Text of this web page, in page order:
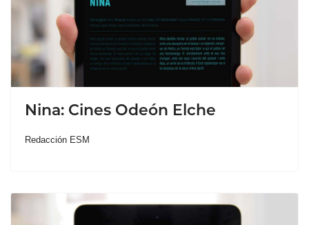
Nina: Cines Odeón Elche
Redacción ESM